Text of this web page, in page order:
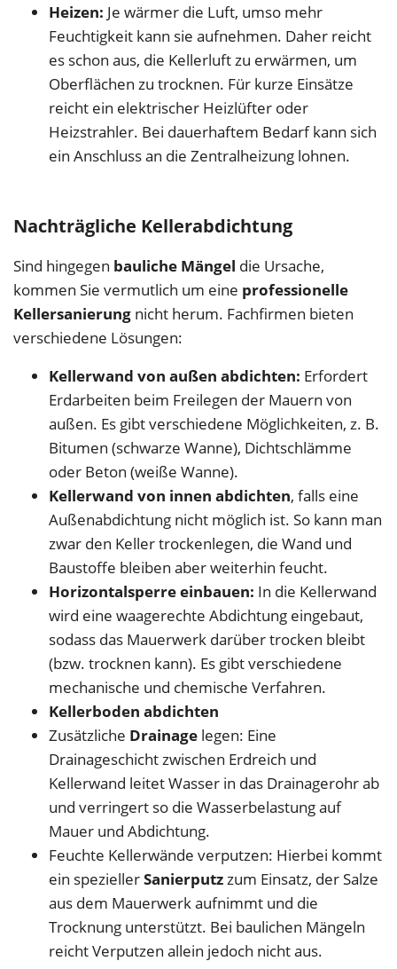
Heizen: Je wärmer die Luft, umso mehr
Feuchtigkeit kann sie aufnehmen. Daher reicht
es schon aus, die Kellerluft zu erwärmen, um
Oberflächen zu trocknen. Für kurze Einsätze
reicht ein elektrischer Heizlüfter oder
Heizstrahler. Bei dauerhaftem Bedarf kann sich
ein Anschluss an die Zentralheizung lohnen.
Nachträgliche Kellerabdichtung
Sind hingegen bauliche Mängel die Ursache,
kommen Sie vermutlich um eine professionelle
Kellersanierung nicht herum. Fachfirmen bieten
verschiedene Lösungen:
Kellerwand von außen abdichten: Erfordert
Erdarbeiten beim Freilegen der Mauern von
außen. Es gibt verschiedene Möglichkeiten, z. B.
Bitumen (schwarze Wanne), Dichtschlämme
oder Beton (weiße Wanne).
Kellerwand von innen abdichten, falls eine
Außenabdichtung nicht möglich ist. So kann man
zwar den Keller trockenlegen, die Wand und
Baustoffe bleiben aber weiterhin feucht.
Horizontalsperre einbauen: In die Kellerwand
wird eine waagerechte Abdichtung eingebaut,
sodass das Mauerwerk darüber trocken bleibt
(bzw. trocknen kann). Es gibt verschiedene
mechanische und chemische Verfahren.
Kellerboden abdichten
Zusätzliche Drainage legen: Eine
Drainageschicht zwischen Erdreich und
Kellerwand leitet Wasser in das Drainagerohr ab
und verringert so die Wasserbelastung auf
Mauer und Abdichtung.
Feuchte Kellerwände verputzen: Hierbei kommt
ein speziellerSanierputzzum Einsatz, der Salze
aus dem Mauerwerk aufnimmt und die
Trocknung unterstützt. Bei baulichen Mängeln
reicht Verputzen allein jedoch nicht aus.